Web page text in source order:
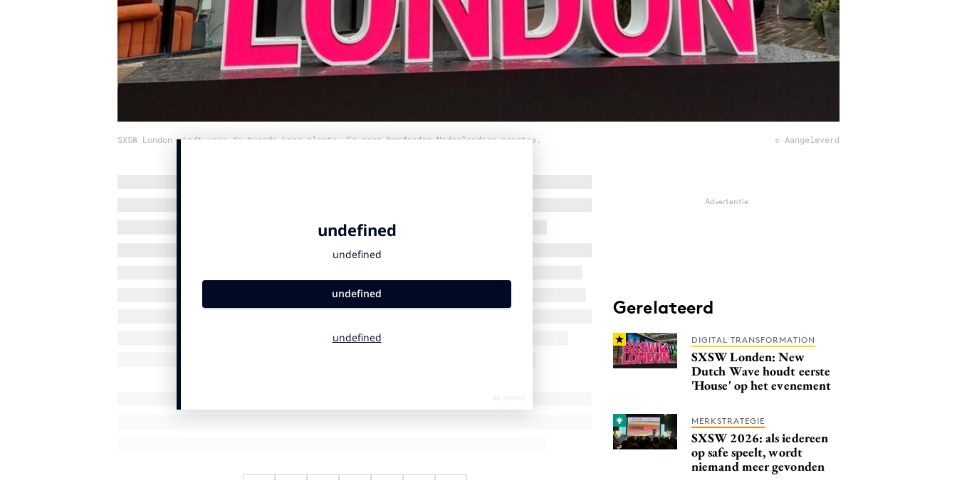
SXSW London vindt voor de tweede keer plaats. Er gaan honderden Nederlanders naartoe. © Aangeleverd
Advertentie
Gerelateerd
DIGITAL TRANSFORMATION
SXSW Londen: New
Dutch Wave houdt eerste
'House' op het evenement
MERKSTRATEGIE
SXSW 2026: als iedereen
op safe speelt, wordt
niemand meer gevonden